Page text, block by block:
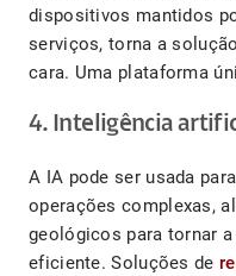
dispositivos mantidos
serviços, torna a
cara. Uma plataforma
4. Inteligência
A IA pode ser usada
operações complexas,
geológicos para tornar
eficiente. Soluções de